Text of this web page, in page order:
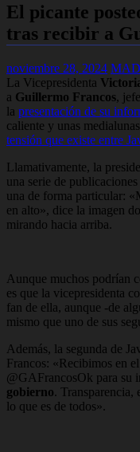
El picante
tras recibir a
noviembre 28, 2024 MAD
La Vicepresidenta
a Guillermo Francos,
la presentación de su
caliente y unas
tensión que existe entre
Llamativamente, la
una serie de
una de forma particular:
en alto», dice la imagen
mirando hacia arriba.
Aunque muchos podrían
es que la vicepresidenta
fan de ella, aunque -de
mismo que uno de sus
Además, la segunda de
Francos: «Recibimos en
@GAFrancosOk para su
gobierno. Transparencia,
lo que es de todos».